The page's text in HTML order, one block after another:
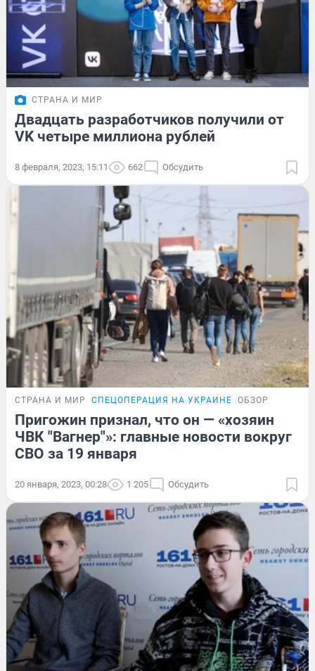
СТРАНА И МИР
Двадцать разработчиков получили от
VK четыре миллиона рублей
8 февраля, 2023, 15:11 662 Обсудить
СТРАНА И МИР СПЕЦОПЕРАЦИЯ НА УКРАИНЕ ОБЗОР
Пригожин признал, что он — «хозяин
ЧВК "Вагнер"»: главные новости вокруг
СВО за 19 января
20 января, 2023, 00:28 1 205 Обсудить